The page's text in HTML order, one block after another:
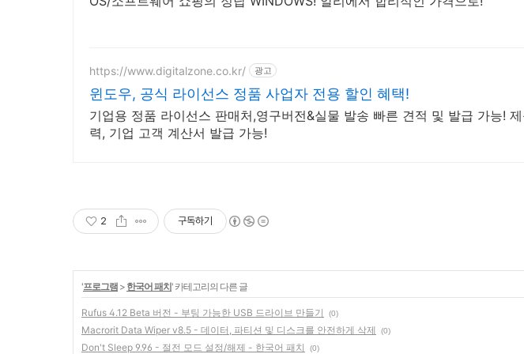
https://www.digitalzone.co.kr/ 광고
윈도우, 공식 라이선스 정품 사업자 전용 할인 혜택!
기업용 정품 라이선스 판매처,영구버전&실물 발송 빠른 견적 및 발급 가능!
력, 기업 고객 계산서 발급 가능!
2 구독하기
'프로그램 > 한국어 패치' 카테고리의 다른 글
Rufus 4.12 Beta 버전 - 부팅 가능한 USB 드라이브 만들기 (0)
Macrorit Data Wiper v8.5 - 데이터, 파티션 및 디스크를 안전하게 삭제 (0)
Don't Sleep 9.96 - 절전 모드 설정/해제 - 한국어 패치 (0)